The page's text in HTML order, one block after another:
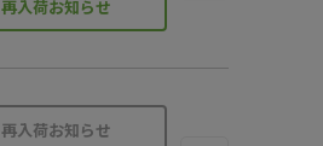
再入荷お知らせ
再入荷お知らせ